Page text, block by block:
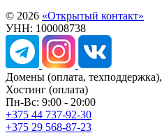
© 2026 «Открытый контакт»
УНН: 100008738
Домены (оплата, техподдержка),
Хостинг (оплата)
Пн-Вс: 9:00 - 20:00
+375 44 737-92-30
+375 29 568-87-23